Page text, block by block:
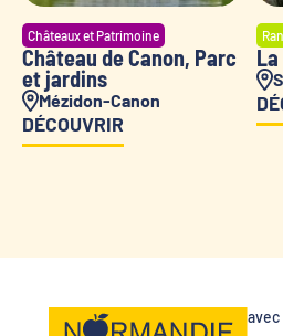
Châteaux et Patrimoine
Château de Canon, Parc
et jardins
Mézidon-Canon
DÉCOUVRIR
La